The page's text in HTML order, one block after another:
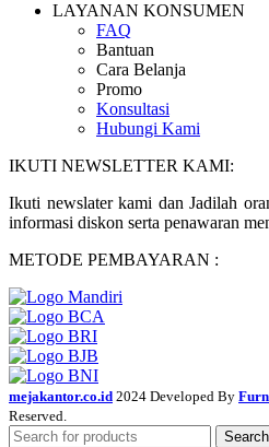
LAYANAN KONSUMEN
FAQ
Bantuan
Cara Belanja
Promo
Konsultasi
Hubungi Kami
IKUTI NEWSLETTER KAMI:
Ikuti newslater kami dan Jadilah
informasi diskon serta penawaran
METODE PEMBAYARAN :
mejakantor.co.id 2024 Developed By
Reserved.
Search